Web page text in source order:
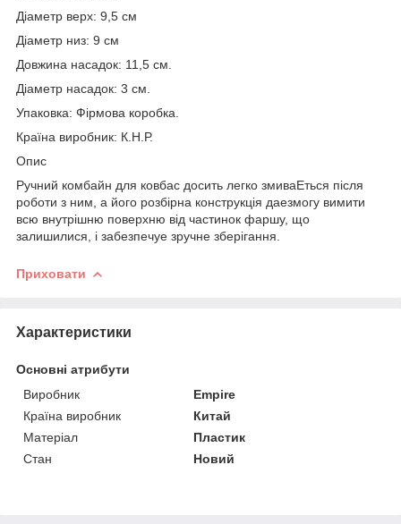
Діаметр верх: 9,5 см
Діаметр низ: 9 см
Довжина насадок: 11,5 см.
Діаметр насадок: 3 см.
Упаковка: Фірмова коробка.
Країна виробник: К.Н.Р.
Опис
Ручний комбайн для ковбас досить легко змиваЕться після
роботи з ним, а його розбірна конструкція даезмогу вимити
всю внутрішню поверхню від частинок фаршу, що
залишилися, і забезпечуе зручне зберігання.
Приховати
Характеристики
Основні атрибути
Виробник
Empire
Країна виробник
Китай
Матеріал
Пластик
Стан
Новий